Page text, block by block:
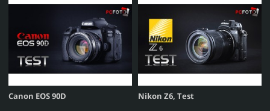
Canon EOS 90D Nikon Z6, Test